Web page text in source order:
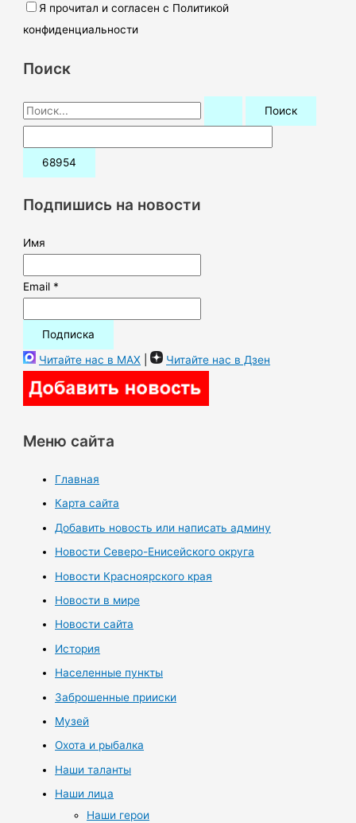
Я прочитал и согласен с Политикой
конфиденциальности
Поиск
П
о
и
:Подпишись на новости
Имя
Email *
Читайте нас в MAX | Читайте нас в Дзен
Меню сайта
Главная
Карта сайта
Добавить новость или написать админу
Новости Северо-Енисейского округа
Новости Красноярского края
Новости в мире
Новости сайта
История
Населенные пункты
Заброшенные прииски
Музей
Охота и рыбалка
Наши таланты
Наши лица
Наши герои